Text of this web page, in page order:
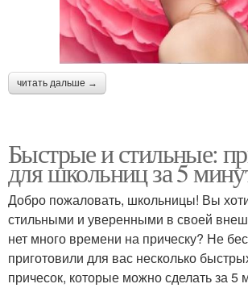
читать дальше →
Быстрые и стильные:
для школьниц за 5
Добро пожаловать, школьницы! Вы
стильными и уверенными в своей
нет много времени на прическу? Не
приготовили для вас несколько
причесок, которые можно сделать за 5